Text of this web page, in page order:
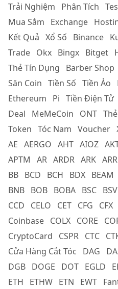
Trải Nghiệm
Phân Tích
Mua Sắm
Exchange
Kết Quả Xổ Số Binance
Trade Okx Bingx Bitget
Thẻ Tín Dụng
Barber Shop
Săn Coin Tiền Số Tiền Ảo
Ethereum
Pi Tiền Điện Tử
Deal
MeMeCoin ONT
Token Tóc Nam Voucher
AE AERGO AHT AIOZ
APTM
AR ARDR ARK
BB BCD BCH BDX BEAM
BNB BOB BOBA BSC BSV
CCD
CELO CET CFG CFX
Coinbase COLX CORE
CryptoCard
CSPR CTC
Cửa Hàng Cắt Tóc
DAG
DGB DOGE DOT EGLD
ETH
ETHW ETN EWT